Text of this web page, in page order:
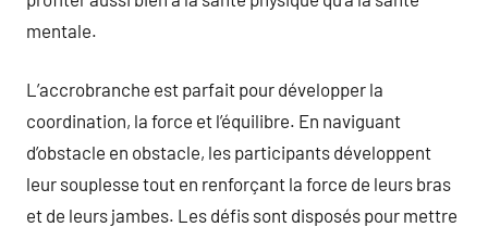
mentale.
L’accrobranche est parfait pour développer la
coordination, la force et l’équilibre. En naviguant
d’obstacle en obstacle, les participants développent
leur souplesse tout en renforçant la force de leurs bras
et de leurs jambes. Les défis sont disposés pour mettre